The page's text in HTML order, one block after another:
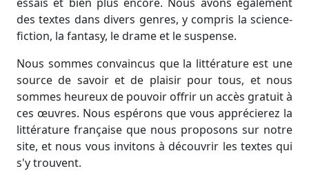
des textes dans divers genres, y compris la science-
fiction, la fantasy, le drame et le suspense.
Nous sommes convaincus que la littérature est une
source de savoir et de plaisir pour tous, et nous
sommes heureux de pouvoir offrir un accès gratuit à
ces œuvres. Nous espérons que vous apprécierez la
littérature française que nous proposons sur notre
site, et nous vous invitons à découvrir les textes qui
s'y trouvent.